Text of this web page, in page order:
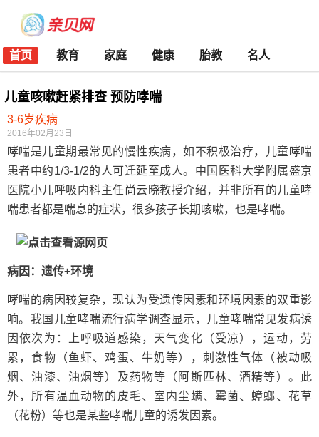
首页 教育 家庭 健康 胎教 名人
儿童咳嗽赶紧排查 预防哮喘
3-6岁疾病
2016年02月23日
哮喘是儿童期最常见的慢性疾病，如不积极治疗，儿童哮喘
患者中约1/3-1/2的人可迁延至成人。中国医科大学附属盛京
医院小儿呼吸内科主任尚云晓教授介绍，并非所有的儿童哮
喘患者都是喘息的症状，很多孩子长期咳嗽，也是哮喘。
病因：遗传+环境
哮喘的病因较复杂，现认为受遗传因素和环境因素的双重影
响。我国儿童哮喘流行病学调查显示，儿童哮喘常见发病诱
因依次为：上呼吸道感染，天气变化（受凉），运动，劳
累，食物（鱼虾、鸡蛋、牛奶等），刺激性气体（被动吸
烟、油漆、油烟等）及药物等（阿斯匹林、酒精等）。此
外，所有温血动物的皮毛、室内尘螨、霉菌、蟑螂、花草
（花粉）等也是某些哮喘儿童的诱发因素。